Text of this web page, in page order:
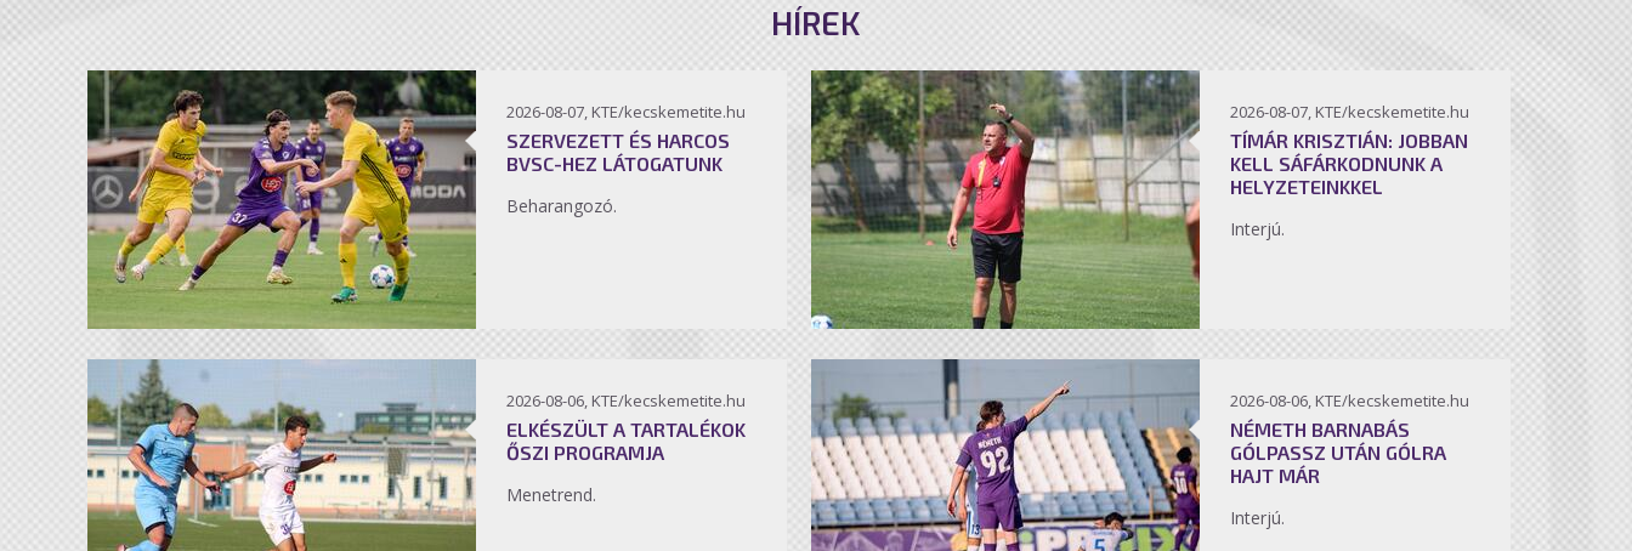
HÍREK
2026-08-07, KTE/kecskemetite.hu
SZERVEZETT ÉS HARCOS
BVSC-HEZ LÁTOGATUNK
Beharangozó.
2026-08-07, KTE/kecskemetite.hu
TÍMÁR KRISZTIÁN: JOBBAN
KELL SÁFÁRKODNUNK A
HELYZETEINKKEL
Interjú.
2026-08-06, KTE/kecskemetite.hu
ELKÉSZÜLT A TARTALÉKOK
ŐSZI PROGRAMJA
Menetrend.
2026-08-06, KTE/kecskemetite.hu
NÉMETH BARNABÁS
GÓLPASSZ UTÁN GÓLRA
HAJT MÁR
Interjú.